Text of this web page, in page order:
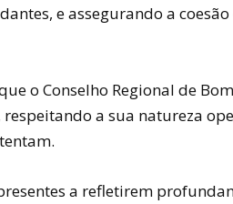
e assegurando a
o Conselho Regional de
a sua natureza
a refletirem